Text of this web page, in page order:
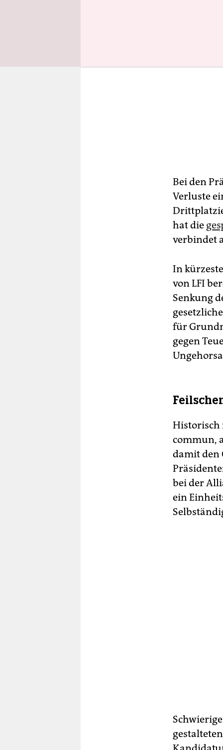
Bei den
Verluste
hat die
verbindet
In
von LFI
Senkung
für
gegen
Historisch
commun,
damit den
bei der
ein